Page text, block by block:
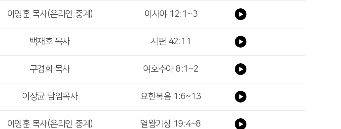
이영훈 목사(온라인 중계) 이사야 12:1~3
백재호 목사 시편 42:11
구경희 목사 여호수아 8:1~2
이장균 담임목사 요한복음 1:6~13
이영훈 목사(온라인 중계) 열왕기상 19:4~8